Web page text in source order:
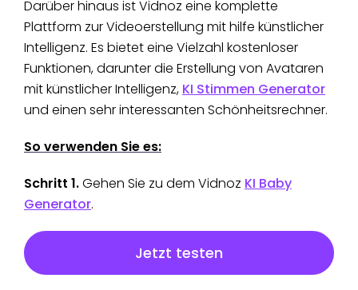
Darüber hinaus ist Vidnoz eine komplette
Plattform zur Videoerstellung mit hilfe künstlicher
Intelligenz. Es bietet eine Vielzahl kostenloser
Funktionen, darunter die Erstellung von Avataren
mit künstlicher Intelligenz, KI Stimmen Generator
und einen sehr interessanten Schönheitsrechner.
So verwenden Sie es:
Schritt 1.Gehen Sie zu dem Vidnoz KI Baby
Generator.
Jetzt testen